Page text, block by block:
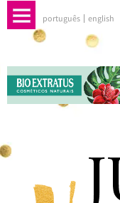
português english